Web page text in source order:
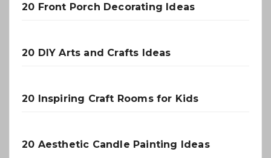
20 Front Porch Decorating Ideas
20 DIY Arts and Crafts Ideas
20 Inspiring Craft Rooms for Kids
20 Aesthetic Candle Painting Ideas